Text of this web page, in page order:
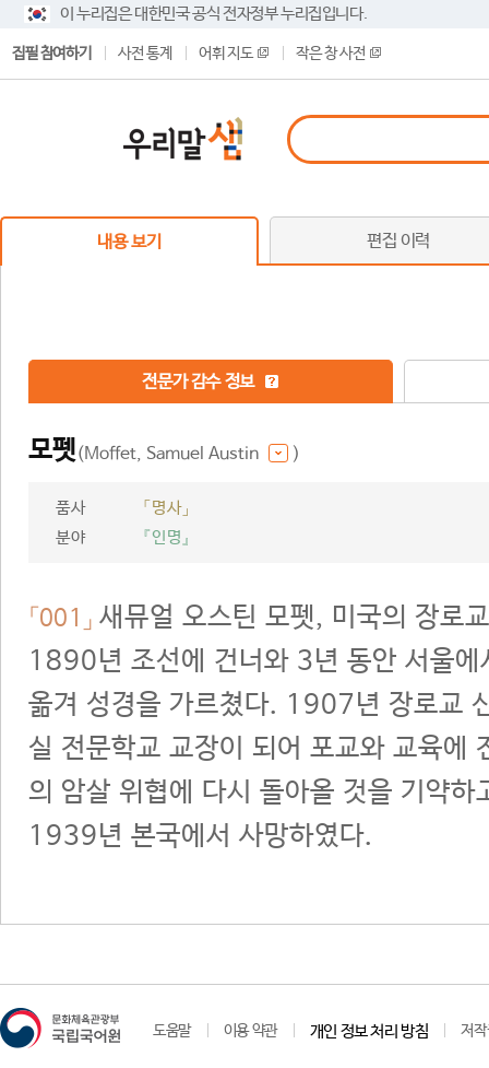
이 누리집은 대한민국 공식 전자정부 누리집입니다.
집필 참여하기 사전 통계 어휘 지도 작은 창 사전
내용 보기 편집 이력
전문가 감수 정보
모펫(Moffet, Samuel Austin )
품사
「명사」
분야
『인명』
「001」 새뮤얼 오스틴 모펫, 미국의 장
1890년 조선에 건너와 3년 동안 서울에
옮겨 성경을 가르쳤다. 1907년 장로교
실 전문학교 교장이 되어 포교와 교육
의 암살 위협에 다시 돌아올 것을 기약하
1939년 본국에서 사망하였다.
도움말 이용 약관 개인 정보 처리 방침 저